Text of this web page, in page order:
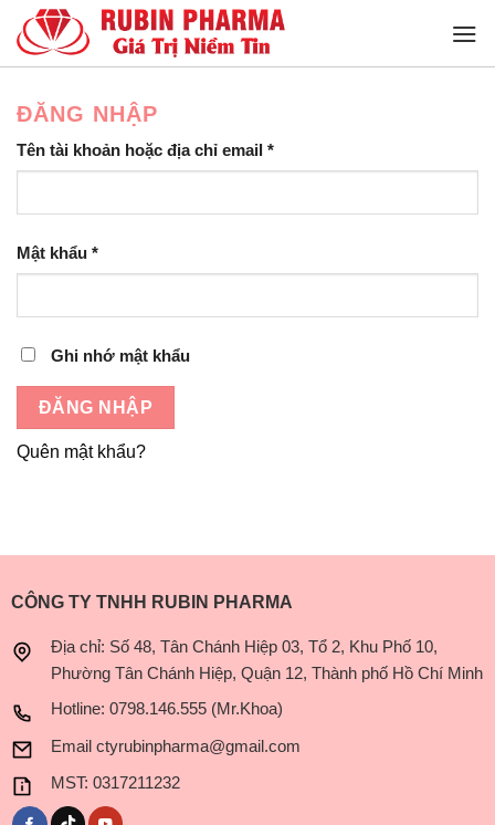
qua
nội
ĐĂNG NHẬP
Tên tài khoản hoặc địa chỉ email *Bắt
buộc
Mật khẩu *Bắt
buộc
Ghi nhớ mật khẩu
ĐĂNG NHẬP
Quên mật khẩu?
CÔNG TY TNHH RUBIN PHARMA
Địa chỉ: Số 48, Tân Chánh Hiệp 03, Tổ 2, Khu Phố 10,
Phường Tân Chánh Hiệp, Quận 12, Thành phố Hồ Chí Minh
Hotline: 0798.146.555 (Mr.Khoa)
Email ctyrubinpharma@gmail.com
MST: 0317211232